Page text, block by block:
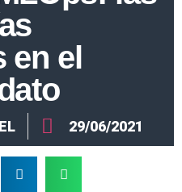
en el
29/06/2021